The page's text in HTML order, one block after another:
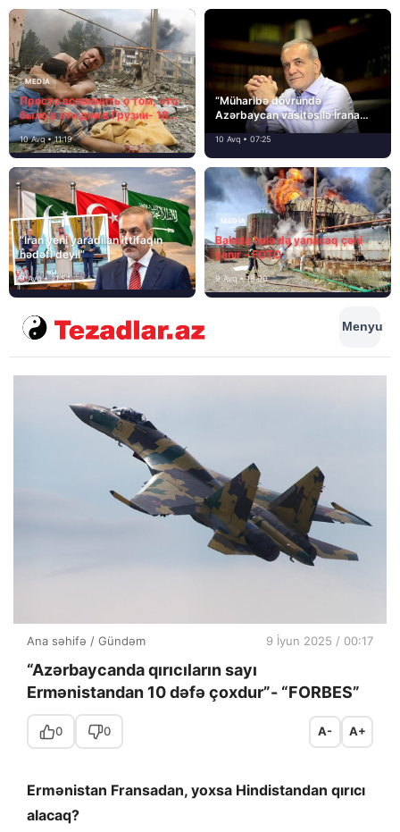
MEDİA
Просто вспомнить о том, что
было в эти дни в Грузии- 18
лет назад, 8 августа 2008
года…
10 Avq • 11:19
“Müharibə dövründə
Azərbaycan vasitəsilə İrana
yardım və dəstək göstərilib”
10 Avq • 07:25
“İran yeni yaradılan ittifaqın
hədəfi deyil”
9 Avq • 21:54
MEDİA
Bakıda hələ də yanacaq çəni
yanır – FOTO
9 Avq • 18:00
Menyu
Ana səhifə / Gündəm 9 İyun 2025 / 00:17
“Azərbaycanda qırıcıların sayı
Ermənistandan 10 dəfə çoxdur”- “FORBES”
0 0 A- A+
Ermənistan Fransadan, yoxsa Hindistandan qırıcı
alacaq?